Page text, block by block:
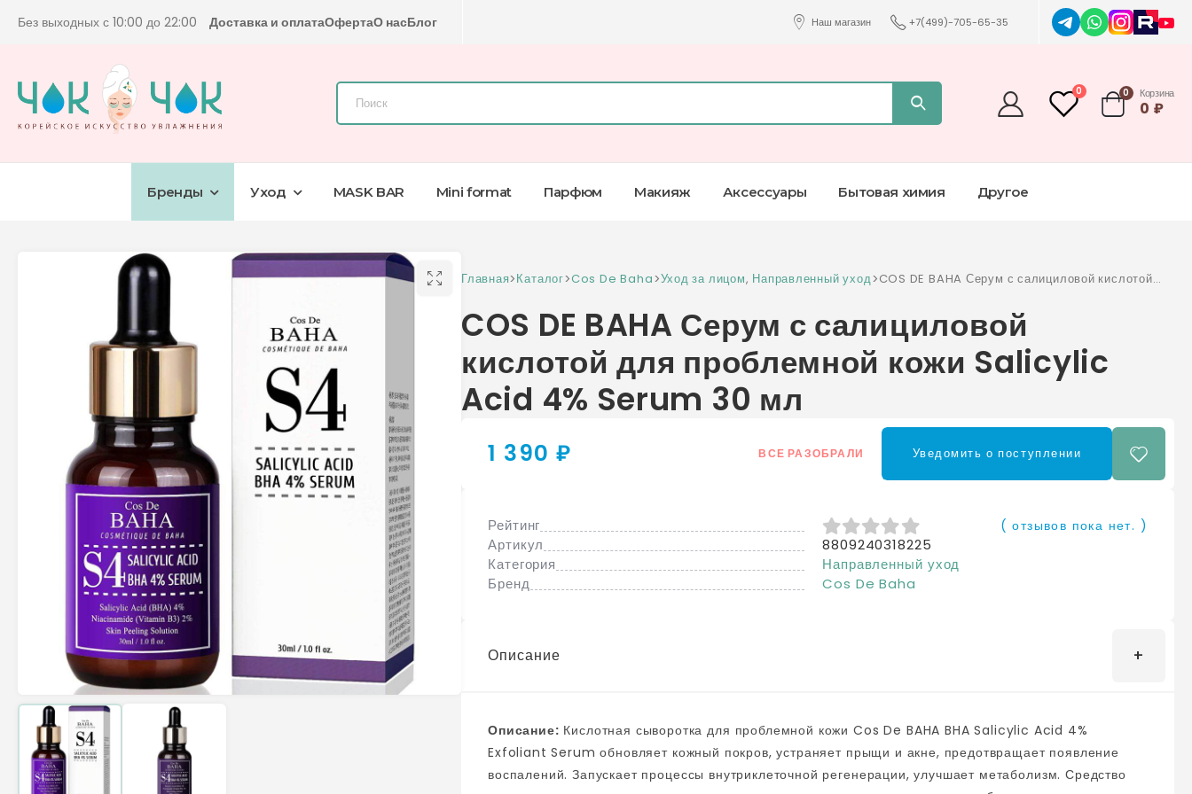
Без выходных с 10:00 до 22:00 Доставка и оплатаОфертаО насБлог Наш магазин +7(499)-705-65-35
0 0 Корзина
0 ₽
Бренды Уход MASK BAR Mini format Парфюм Макияж Аксессуары Бытовая химия Другое
Главная>Каталог>Cos De Baha>Уход за лицом, Направленный уход>COS DE BAHA Серум с салициловой кислотой
30 мл
COS DE BAHA Серум с салициловой
кислотой для проблемной кожи Salicylic
Acid 4% Serum 30 мл
1 390 ₽ ВСЕ РАЗОБРАЛИ Уведомить о поступлении
Рейтинг
0из 5
( отзывов пока нет. )
Артикул
8809240318225
Категория
Направленный уход
Бренд
Cos De Baha
Описание
Описание:
Exfoliant Serum обновляет кожный покров, устраняет прыщи и акне, предотвращает появление
воспалений. Запускает процессы внутриклеточной регенерации, улучшает метаболизм. Средство